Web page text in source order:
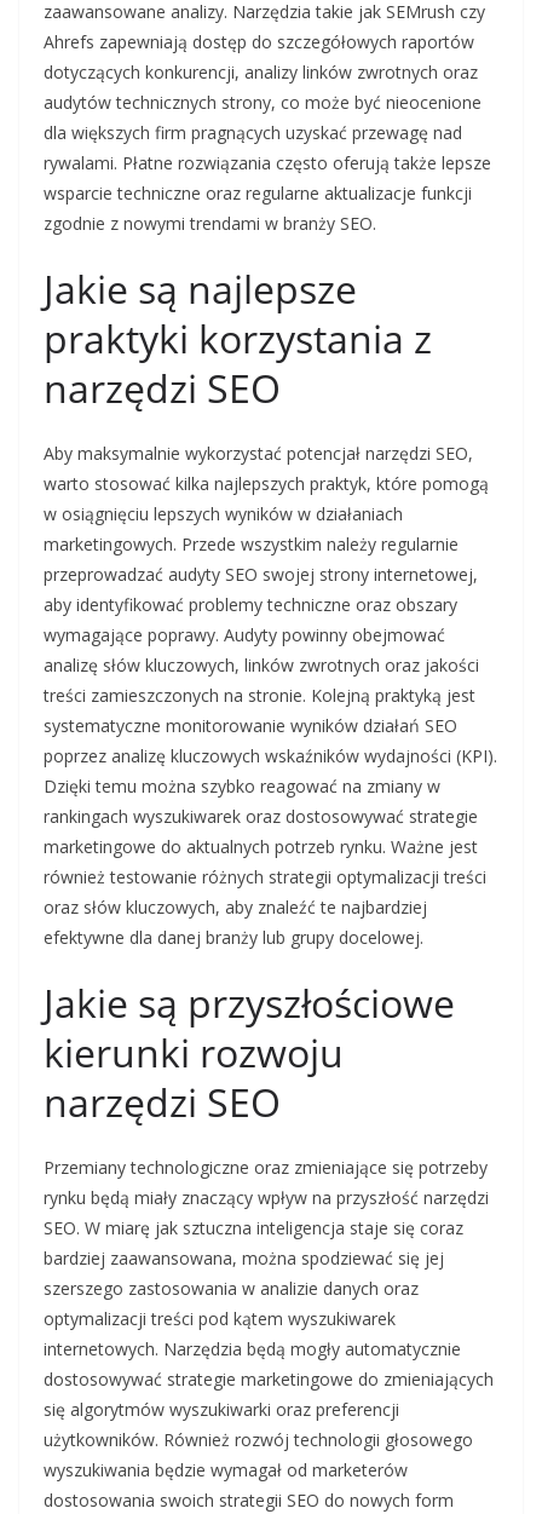
zaawansowane analizy. Narzędzia takie jak SEMrush czy
Ahrefs zapewniają dostęp do szczegółowych raportów
dotyczących konkurencji, analizy linków zwrotnych oraz
audytów technicznych strony, co może być nieocenione
dla większych firm pragnących uzyskać przewagę nad
rywalami. Płatne rozwiązania często oferują także lepsze
wsparcie techniczne oraz regularne aktualizacje funkcji
zgodnie z nowymi trendami w branży SEO.
Jakie są najlepsze
praktyki korzystania z
narzędzi SEO
Aby maksymalnie wykorzystać potencjał narzędzi SEO,
warto stosować kilka najlepszych praktyk, które pomogą
w osiągnięciu lepszych wyników w działaniach
marketingowych. Przede wszystkim należy regularnie
przeprowadzać audyty SEO swojej strony internetowej,
aby identyfikować problemy techniczne oraz obszary
wymagające poprawy. Audyty powinny obejmować
analizę słów kluczowych, linków zwrotnych oraz jakości
treści zamieszczonych na stronie. Kolejną praktyką jest
systematyczne monitorowanie wyników działań SEO
poprzez analizę kluczowych wskaźników wydajności (KPI).
Dzięki temu można szybko reagować na zmiany w
rankingach wyszukiwarek oraz dostosowywać strategie
marketingowe do aktualnych potrzeb rynku. Ważne jest
również testowanie różnych strategii optymalizacji treści
oraz słów kluczowych, aby znaleźć te najbardziej
efektywne dla danej branży lub grupy docelowej.
Jakie są przyszłościowe
kierunki rozwoju
narzędzi SEO
Przemiany technologiczne oraz zmieniające się potrzeby
rynku będą miały znaczący wpływ na przyszłość narzędzi
SEO. W miarę jak sztuczna inteligencja staje się coraz
bardziej zaawansowana, można spodziewać się jej
szerszego zastosowania w analizie danych oraz
optymalizacji treści pod kątem wyszukiwarek
internetowych. Narzędzia będą mogły automatycznie
dostosowywać strategie marketingowe do zmieniających
się algorytmów wyszukiwarki oraz preferencji
użytkowników. Również rozwój technologii głosowego
wyszukiwania będzie wymagał od marketerów
dostosowania swoich strategii SEO do nowych form